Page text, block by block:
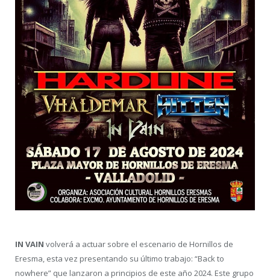
IN VAIN volverá a actuar sobre el escenario de Hornillos de
Eresma, esta vez presentando su último trabajo: “Back to
nowhere” que lanzaron a principios de este año 2024. Este grupo